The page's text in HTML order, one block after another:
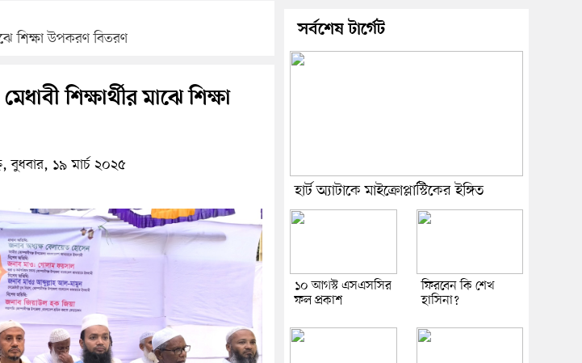
শিক্ষা উপকরণ বিতরণ
শিক্ষার্থীর মাঝে শিক্ষা
বুধবার, ১৯ মার্চ ২০২৫
সর্বশেষ টার্গেট
হার্ট অ্যাটাকে মাইক্রোপ্লাস্টিকের ইঙ্গিত
১০ আগস্ট এসএসসির
ফল প্রকাশ
ফিরবেন কি শেখ
হাসিনা?